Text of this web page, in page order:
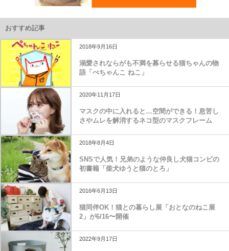
おすすめ記事
2018年9月16日
溺愛されならがも不満を募らせる猫ちゃんの物
語「ぺちゃんこ ねこ」
2020年11月17日
マスクの中に入れると…空間ができる！息苦し
さやムレを解消するネコ型のマスクフレーム
2018年8月4日
SNSで人気！兄弟のような仲良し犬猫コンビの
初書籍「柴犬ゆうと猫のとろ」
2016年6月13日
猫同伴OK！猫との暮らし展「おとなのねこ展
2」が6/16〜開催
2022年9月17日